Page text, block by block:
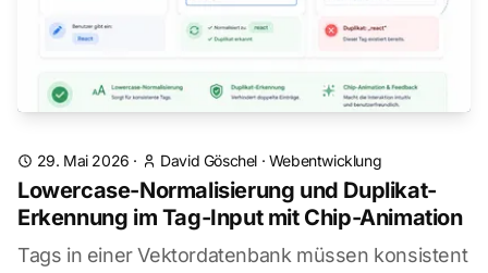
29. Mai 2026 · David Göschel · Webentwicklung
Lowercase-Normalisierung und Duplikat-
Erkennung im Tag-Input mit Chip-Animation
Tags in einer Vektordatenbank müssen konsistent